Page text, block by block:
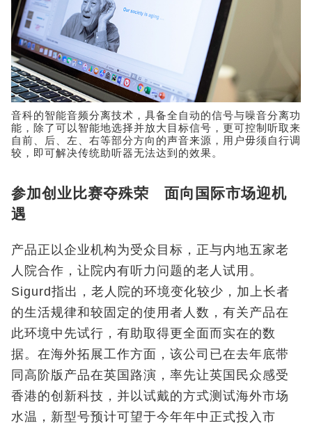
音科的智能音频分离技术，具备全自动的信号与噪音分离功
能，除了可以智能地选择并放大目标信号，更可控制听取来
自前、后、左、右等部分方向的声音来源，用户毋须自行调
较，即可解决传统助听器无法达到的效果。
参加创业比赛夺殊荣 面向国际市场迎机
遇
产品正以企业机构为受众目标，正与内地五家老
人院合作，让院内有听力问题的老人试用。
Sigurd指出，老人院的环境变化较少，加上长者
的生活规律和较固定的使用者人数，有关产品在
此环境中先试行，有助取得更全面而实在的数
据。在海外拓展工作方面，该公司已在去年底带
同高阶版产品在英国路演，率先让英国民众感受
香港的创新科技，并以试戴的方式测试海外市场
水温，新型号预计可望于今年年中正式投入市